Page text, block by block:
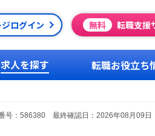
ログイン 無料 転職支援
求人を探す 転職お役立ち
号：586380 最終確認日：2026年08月09日